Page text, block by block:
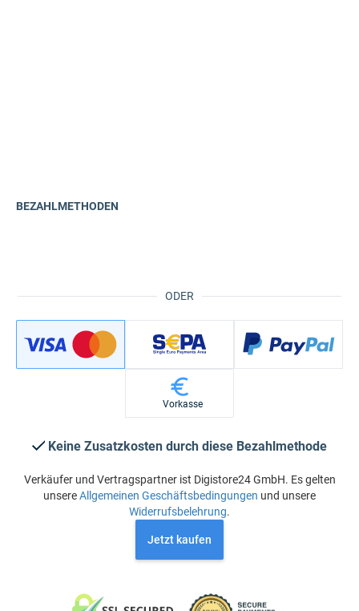
ODER
BEZAHLMETHODEN
Vorkasse
Keine Zusatzkosten durch diese Bezahlmethode
Verkäufer und Vertragspartner ist Digistore24 GmbH. Es gelten
unsereAllgemeinen Geschäftsbedingungen und unsere
Widerrufsbelehrung.
Jetzt kaufen